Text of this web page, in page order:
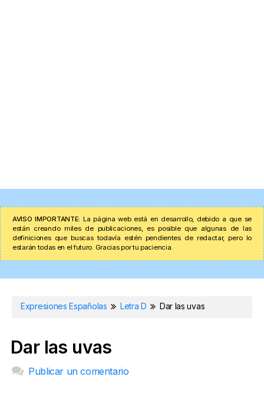
AVISO IMPORTANTE: La página web está en desarrollo, debido a que se
están creando miles de publicaciones, es posible que algunas de las
definiciones que buscas todavía estén pendientes de redactar, pero lo
estarán todas en el futuro. Gracias por tu paciencia.
Expresiones Españolas Letra D Dar las uvas
Dar las uvas
Publicar un comentario